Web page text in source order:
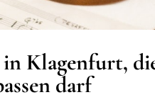
Klagenfurt,
darf